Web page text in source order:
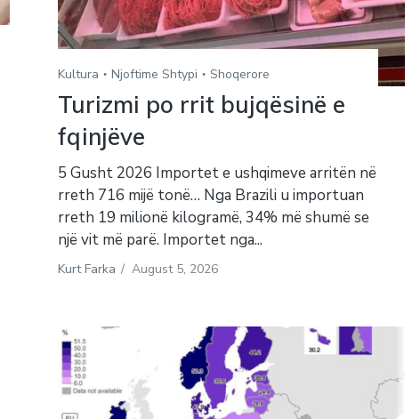
Kultura Njoftime Shtypi Shoqerore
Turizmi po rrit bujqësinë e
fqinjëve
5 Gusht 2026 Importet e ushqimeve arritën në
rreth 716 mijë tonë… Nga Brazili u importuan
rreth 19 milionë kilogramë, 34% më shumë se
një vit më parë. Importet nga...
Kurt Farka / August 5, 2026